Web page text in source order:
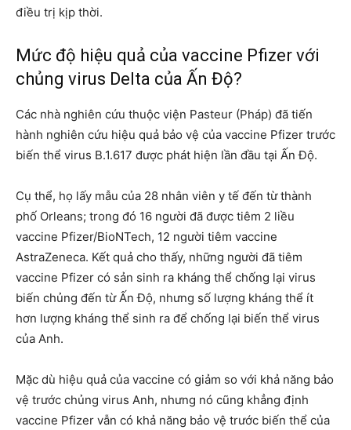
điều trị kịp thời.
Mức độ hiệu quả của vaccine Pfizer với
chủng virus Delta của Ấn Độ?
Các nhà nghiên cứu thuộc viện Pasteur (Pháp) đã tiến
hành nghiên cứu hiệu quả bảo vệ của vaccine Pfizer trước
biến thể virus B.1.617 được phát hiện lần đầu tại Ấn Độ.
Cụ thể, họ lấy mẫu của 28 nhân viên y tế đến từ thành
phố Orleans; trong đó 16 người đã được tiêm 2 liều
vaccine Pfizer/BioNTech, 12 người tiêm vaccine
AstraZeneca. Kết quả cho thấy, những người đã tiêm
vaccine Pfizer có sản sinh ra kháng thể chống lại virus
biến chủng đến từ Ấn Độ, nhưng số lượng kháng thể ít
hơn lượng kháng thể sinh ra để chống lại biến thể virus
của Anh.
Mặc dù hiệu quả của vaccine có giảm so với khả năng bảo
vệ trước chủng virus Anh, nhưng nó cũng khẳng định
vaccine Pfizer vẫn có khả năng bảo vệ trước biến thể của